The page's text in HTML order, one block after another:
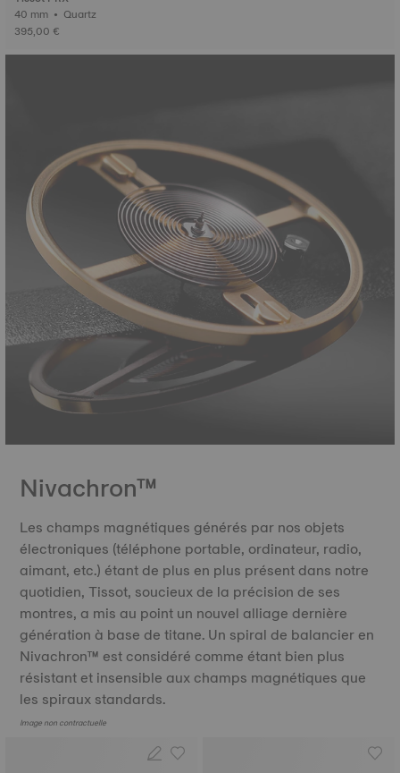
40 mm • Quartz
395,00 €
Nivachron™
Les champs magnétiques générés par nos objets
électroniques (téléphone portable, ordinateur, radio,
aimant, etc.) étant de plus en plus présent dans notre
quotidien, Tissot, soucieux de la précision de ses
montres, a mis au point un nouvel alliage dernière
génération à base de titane. Un spiral de balancier en
Nivachron™ est considéré comme étant bien plus
résistant et insensible aux champs magnétiques que
les spiraux standards.
Image non contractuelle